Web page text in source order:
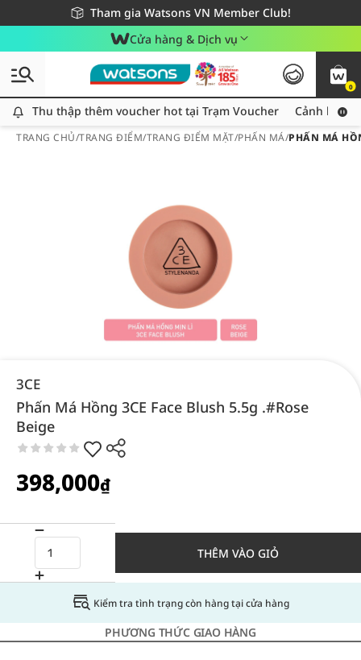
Tham gia Watsons VN Member Club!
Miễn phí giao hàng cho đơn hàng từ 249,000Đ
Giao hàng nhanh 24h - Áp dụng khu vực TP. Hồ Chí Minh
Cửa hàng & Dịch vụ
0
Thu thập thêm voucher hot tại Trạm Voucher
Thu thập thêm voucher hot tại Trạm Voucher Cảnh báo
TRANG CHỦ/TRANG ĐIỂM/TRANG ĐIỂM MẶT/PHẤN MÁ/PHẤN MÁ
3CE
Phấn Má Hồng 3CE Face Blush 5.5g .#Rose
Beige
398,000₫
THÊM VÀO GIỎ
Kiểm tra tình trạng còn hàng tại cửa hàng
PHƯƠNG THỨC GIAO HÀNG